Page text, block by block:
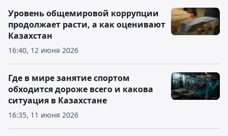
16:40, 12 июня 2026
Уровень общемировой коррупции
продолжает расти, а как оценивают
Казахстан
16:35, 11 июня 2026
Где в мире занятие спортом
обходится дороже всего и какова
ситуация в Казахстане